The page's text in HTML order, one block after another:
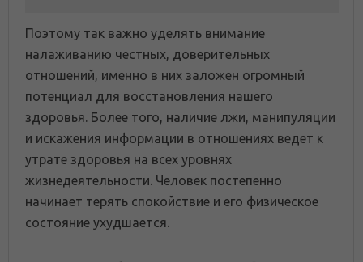
Поэтому так важно уделять внимание
налаживанию честных, доверительных
отношений, именно в них заложен огромный
потенциал для восстановления нашего
здоровья. Более того, наличие лжи, манипуляции
и искажения информации в отношениях ведет к
утрате здоровья на всех уровнях
жизнедеятельности. Человек постепенно
начинает терять спокойствие и его физическое
состояние ухудшается.